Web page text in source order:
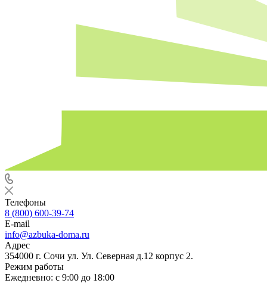
Телефоны
8 (800) 600-39-74
E-mail
info@azbuka-doma.ru
Адрес
354000 г. Сочи ул. Ул. Северная д.12 корпус 2.
Режим работы
Ежедневно: с 9:00 до 18:00